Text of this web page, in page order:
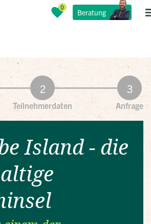
Beratung